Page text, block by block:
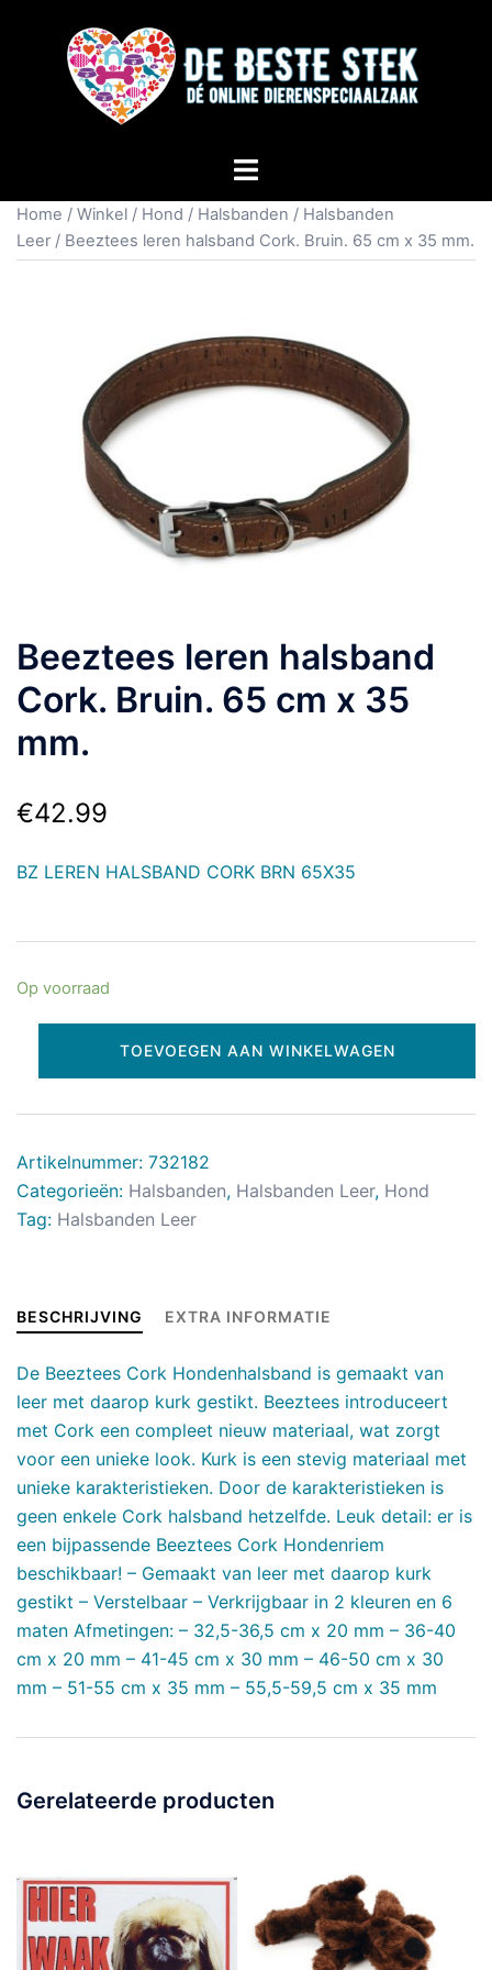
Home / Winkel / Hond / Halsbanden / Halsbanden
Leer / Beeztees leren halsband Cork. Bruin. 65 cm x 35 mm.
Beeztees leren halsband
Cork. Bruin. 65 cm x 35
mm.
€42.99
BZ LEREN HALSBAND CORK BRN 65X35
Op voorraad
TOEVOEGEN AAN WINKELWAGEN
Artikelnummer: 732182
Categorieën: Halsbanden, Halsbanden Leer, Hond
Tag: Halsbanden Leer
BESCHRIJVING EXTRA INFORMATIE
De Beeztees Cork Hondenhalsband is gemaakt van
leer met daarop kurk gestikt. Beeztees introduceert
met Cork een compleet nieuw materiaal, wat zorgt
voor een unieke look. Kurk is een stevig materiaal met
unieke karakteristieken. Door de karakteristieken is
geen enkele Cork halsband hetzelfde. Leuk detail: er is
een bijpassende Beeztees Cork Hondenriem
beschikbaar! – Gemaakt van leer met daarop kurk
gestikt – Verstelbaar – Verkrijgbaar in 2 kleuren en 6
maten Afmetingen: – 32,5-36,5 cm x 20 mm – 36-40
cm x 20 mm – 41-45 cm x 30 mm – 46-50 cm x 30
mm – 51-55 cm x 35 mm – 55,5-59,5 cm x 35 mm
Gerelateerde producten